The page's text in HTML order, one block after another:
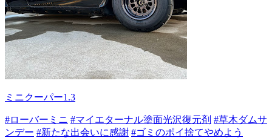
ミニクーパー1.3
#ローバーミニ #マイエターナル塗面光沢復元剤 #草木ダムサ
ンデー #新たな出会いに感謝 #ゴミのポイ捨てやめよう